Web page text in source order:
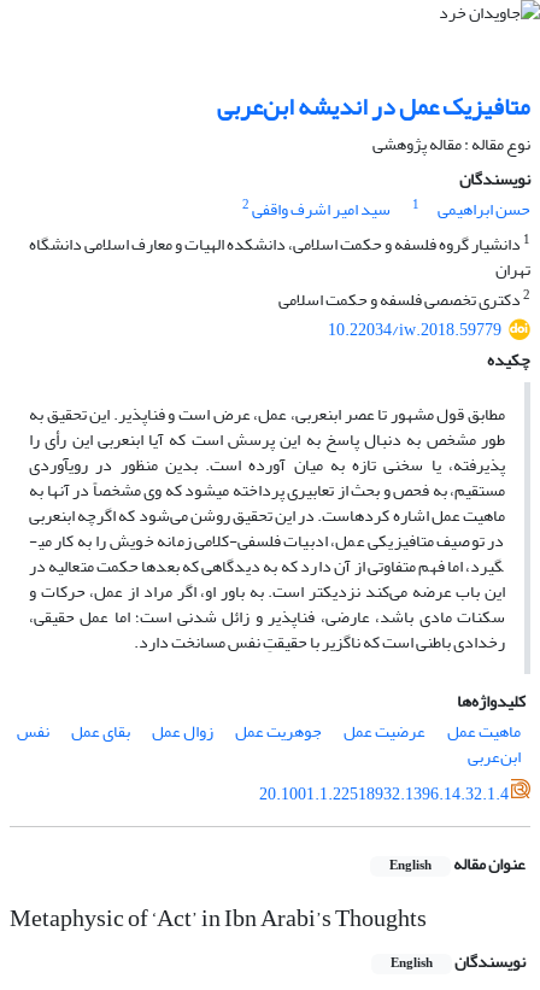
متافیزیک عمل در اندیشه ابن‌عربی
نوع مقاله : مقاله پژوهشی
نویسندگان
حسن ابراهیمی
1 سید امیر اشرف واقفی2
1 دانشیار گروه فلسفه و حکمت اسلامی، دانشکده الهیات و معارف اسلامی دانشگاه
تهران
2دکتری تخصصی فلسفه و حکمت اسلامی
10.22034/iw.2018.59779
چکیده
مطابق قول مشهور تا عصر ابن­عربی، عمل، عرض است و فناپذیر. این تحقیق به
طور مشخص به دنبال پاسخ به این پرسش است که آیا ابن­عربی این رأی را
پذیرفته، یا سخنی تازه به میان آورده است. بدین منظور در روی­آوردی
مستقیم، به فحص و بحث از تعابیری پرداخته می­شود که وی مشخصاً در آنها به
ماهیت عمل اشاره کرده­است. در این تحقیق روشن می‌شود که اگرچه ابن­عربی
در توصیف متافیزیکی عمل، ادبیات فلسفی-کلامی زمانه خویش را به کار می­
گیرد، اما فهم متفاوتی از آن دارد که به دیدگاهی که بعدها حکمت متعالیه در
این باب عرضه می‌کند نزدیک­تر است. به باور او، اگر مراد از عمل، حرکات و
سکنات مادی باشد، عارضی، فناپذیر و زائل شدنی است؛ اما عمل حقیقی،
رخدادی باطنی است که ناگزیر با حقیقتِ نفس مسانخت دارد.
کلیدواژه‌ها
ماهیت عمل
عرضیت عمل جوهریت عمل زوال عمل بقای عمل نفس
ابن‌عربی
20.1001.1.22518932.1396.14.32.1.4
عنوان مقاله English
Metaphysic of ‘Act’ in Ibn Arabi’s Thoughts
نویسندگان English